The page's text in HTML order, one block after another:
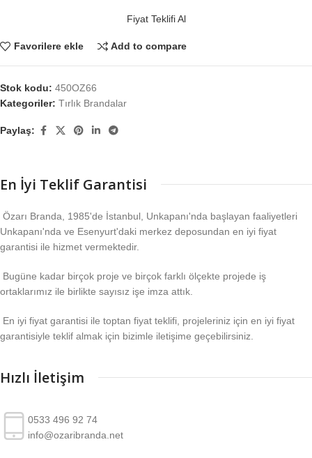
Fiyat Teklifi Al
Favorilere ekle Add to compare
Stok kodu: 450OZ66
Kategoriler: Tırlık Brandalar
Paylaş:
En İyi Teklif Garantisi
Özarı Branda, 1985'de İstanbul, Unkapanı'nda başlayan faaliyetleri
Unkapanı'nda ve Esenyurt'daki merkez deposundan en iyi fiyat
garantisi ile hizmet vermektedir.
Bugüne kadar birçok proje ve birçok farklı ölçekte projede iş
ortaklarımız ile birlikte sayısız işe imza attık.
En iyi fiyat garantisi ile toptan fiyat teklifi, projeleriniz için en iyi fiyat
garantisiyle teklif almak için bizimle iletişime geçebilirsiniz.
Hızlı İletişim
0533 496 92 74
info@ozaribranda.net